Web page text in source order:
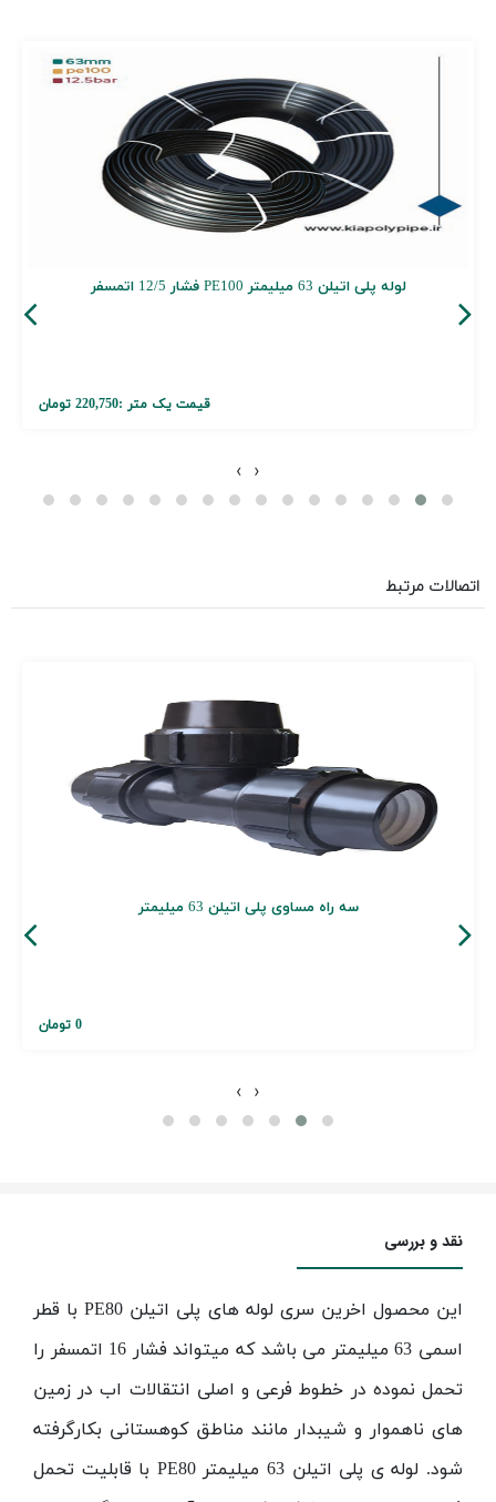
لوله پلی اتیلن 63 میلیمتر PE100 فشار 12/5 اتمسفر
قیمت یک متر :220,750 تومان
‹
›
اتصالات مرتبط
سه راه مساوی پلی اتیلن 63 میلیمتر
0 تومان
‹
›
نقد و بررسی
این محصول اخرین سری لوله های پلی اتیلن PE80با قطر
اسمی 63 میلیمتر می باشد که میتواند فشار 16 اتمسفر را
تحمل نموده در خطوط فرعی و اصلی انتقالات اب در زمین
های ناهموار و شیبدار مانند مناطق کوهستانی بکارگرفته
شود. لوله ی پلی اتیلن 63 میلیمتر
PE80 با قابلیت تحمل